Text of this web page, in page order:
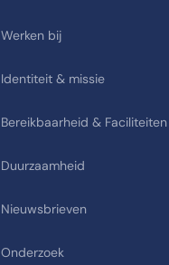
Werken bij
Identiteit & missie
Bereikbaarheid & Faciliteiten
Duurzaamheid
Nieuwsbrieven
Onderzoek